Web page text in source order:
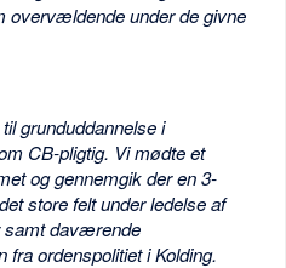
overvældende under de givne
grunduddannelse i
CB-pligtig. Vi mødte et
og gennemgik der en 3-
store felt under ledelse af
samt daværende
fra ordenspolitiet i Kolding.